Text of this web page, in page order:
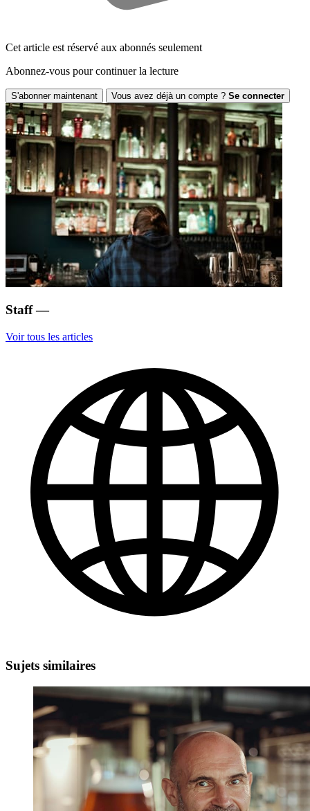
Cet article est réservé aux abonnés seulement
Abonnez-vous pour continuer la lecture
S'abonner maintenant Vous avez déjà un compte ? Se connecter
Staff —
Voir tous les articles
Sujets similaires